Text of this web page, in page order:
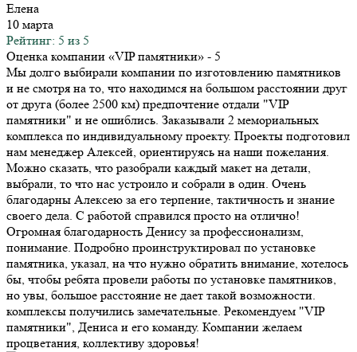
Елена
10 марта
Рейтинг: 5 из 5
Оценка компании «VIP памятники» - 5
Мы долго выбирали компании по изготовлению памятников
и не смотря на то, что находимся на большом расстоянии друг
от друга (более 2500 км) предпочтение отдали "VIP
памятники" и не ошиблись. Заказывали 2 мемориальных
комплекса по индивидуальному проекту. Проекты подготовил
нам менеджер Алексей, ориентируясь на наши пожелания.
Можно сказать, что разобрали каждый макет на детали,
выбрали, то что нас устроило и собрали в один. Очень
благодарны Алексею за его терпение, тактичность и знание
своего дела. С работой справился просто на отлично!
Огромная благодарность Денису за профессионализм,
понимание. Подробно проинструктировал по установке
памятника, указал, на что нужно обратить внимание, хотелось
бы, чтобы ребята провели работы по установке памятников,
но увы, большое расстояние не дает такой возможности.
комплексы получились замечательные. Рекомендуем "VIP
памятники", Дениса и его команду. Компании желаем
процветания, коллективу здоровья!